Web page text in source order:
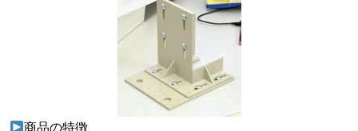
商品の特徴